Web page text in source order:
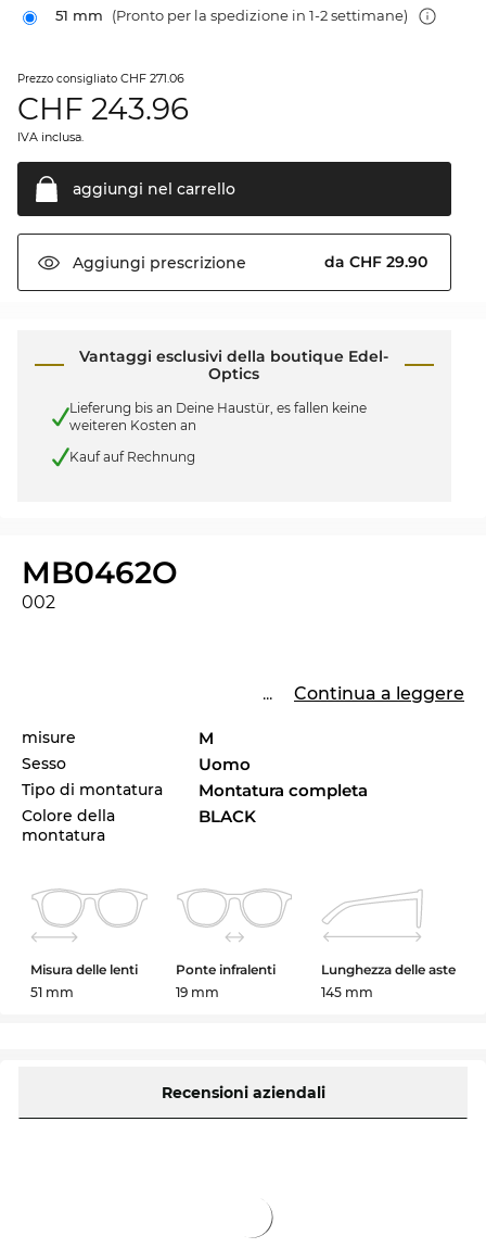
51 mm (Pronto per la spedizione in 1-2 settimane)
Prezzo consigliato CHF 271.06
CHF 243.96
IVA inclusa.
aggiungi nel carrello
Aggiungi prescrizione da CHF 29.90
Vantaggi esclusivi della boutique Edel-
Optics
Lieferung bis an Deine Haustür, es fallen keine
weiteren Kosten an
Kauf auf Rechnung
MB0462O
002
... Continua a leggere
misure M
Sesso Uomo
Tipo di montatura Montatura completa
Colore della
montatura
BLACK
Misura delle lenti
51 mm
Ponte infralenti
19 mm
Lunghezza delle aste
145 mm
Recensioni aziendali